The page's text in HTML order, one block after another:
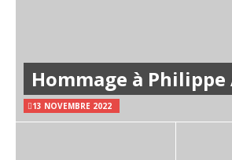
Hommage à Philippe
13 NOVEMBRE 2022